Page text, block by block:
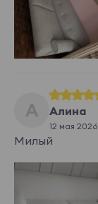
А Алина
12 мая 2026
Милый